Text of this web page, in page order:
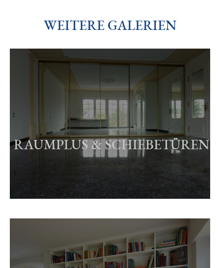
WEITERE GALERIEN
RAUMPLUS & SCHIEBETÜREN